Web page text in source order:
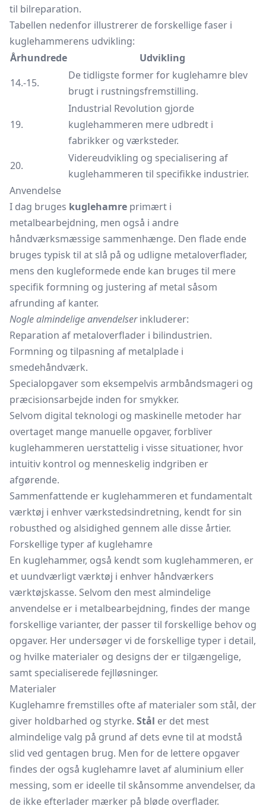
til bilreparation.
Tabellen nedenfor illustrerer de forskellige faser i
kuglehammerens udvikling:
Århundrede
Udvikling
14.-15.
De tidligste former for kuglehamre blev
brugt i rustningsfremstilling.
19.
Industrial Revolution gjorde
kuglehammeren mere udbredt i
fabrikker og værksteder.
20.
Videreudvikling og specialisering af
kuglehammeren til specifikke industrier.
Anvendelse
I dag bruges kuglehamre primært i
metalbearbejdning, men også i andre
håndværksmæssige sammenhænge. Den flade ende
bruges typisk til at slå på og udligne metaloverflader,
mens den kugleformede ende kan bruges til mere
specifik formning og justering af metal såsom
afrunding af kanter.
Nogle almindelige anvendelserinkluderer:
Reparation af metaloverflader i bilindustrien.
Formning og tilpasning af metalplade i
smedehåndværk.
Specialopgaver som eksempelvis armbåndsmageri og
præcisionsarbejde inden for smykker.
Selvom digital teknologi og maskinelle metoder har
overtaget mange manuelle opgaver, forbliver
kuglehammeren uerstattelig i visse situationer, hvor
intuitiv kontrol og menneskelig indgriben er
afgørende.
Sammenfattende er kuglehammeren et fundamentalt
værktøj i enhver værkstedsindretning, kendt for sin
robusthed og alsidighed gennem alle disse årtier.
Forskellige typer af kuglehamre
En kuglehammer, også kendt som kuglehammeren, er
et uundværligt værktøj i enhver håndværkers
værktøjskasse. Selvom den mest almindelige
anvendelse er i metalbearbejdning, findes der mange
forskellige varianter, der passer til forskellige behov og
opgaver. Her undersøger vi de forskellige typer i detail,
og hvilke materialer og designs der er tilgængelige,
samt specialiserede fejlløsninger.
Materialer
Kuglehamre fremstilles ofte af materialer som stål, der
giver holdbarhed og styrke. Stål er det mest
almindelige valg på grund af dets evne til at modstå
slid ved gentagen brug. Men for de lettere opgaver
findes der også kuglehamre lavet af aluminium eller
messing, som er ideelle til skånsomme anvendelser, da
de ikke efterlader mærker på bløde overflader.